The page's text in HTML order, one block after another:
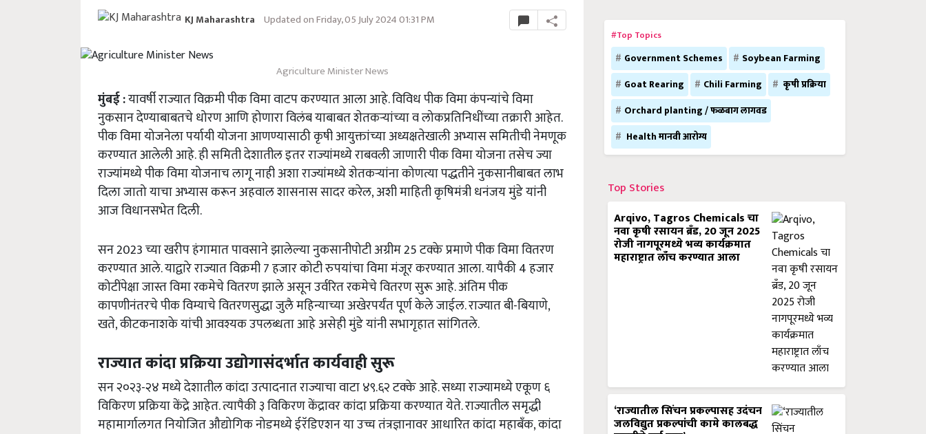
KJ Maharashtra Updated on Friday, 05 July 2024 01:31 PM
Agriculture Minister News
मुंबई :यावर्षी राज्यात विक्रमी पीक विमा वाटप करण्यात आला आहे. विविध पीक विमा कंपन्यांचे विमा
नुकसान देण्याबाबतचे धोरण आणि होणारा विलंब याबाबत शेतकऱ्यांच्या व लोकप्रतिनिधींच्या तक्रारी आहेत.
पीक विमा योजनेला पर्यायी योजना आणण्यासाठी कृषी आयुक्तांच्या अध्यक्षतेखाली अभ्यास समितीची नेमणूक
करण्यात आलेली आहे. ही समिती देशातील इतर राज्यांमध्ये राबवली जाणारी पीक विमा योजना तसेच ज्या
राज्यांमध्ये पीक विमा योजनाच लागू नाही अशा राज्यांमध्ये शेतकऱ्यांना कोणत्या पद्धतीने नुकसानीबाबत लाभ
दिला जातो याचा अभ्यास करून अहवाल शासनास सादर करेल, अशी माहिती कृषिमंत्री धनंजय मुंडे यांनी
आज विधानसभेत दिली.
सन 2023 च्या खरीप हंगामात पावसाने झालेल्या नुकसानीपोटी अग्रीम 25 टक्के प्रमाणे पीक विमा वितरण
करण्यात आले. याद्वारे राज्यात विक्रमी 7 हजार कोटी रुपयांचा विमा मंजूर करण्यात आला. यापैकी 4 हजार
कोटींपेक्षा जास्त विमा रकमेचे वितरण झाले असून उर्वरित रकमेचे वितरण सुरू आहे. अंतिम पीक
कापणीनंतरचे पीक विम्याचे वितरणसुद्धा जुलै महिन्याच्या अखेरपर्यंत पूर्ण केले जाईल. राज्यात बी-बियाणे,
खते, कीटकनाशके यांची आवश्यक उपलब्धता आहे असेही मुंडे यांनी सभागृहात सांगितले.
राज्यात कांदा प्रक्रिया उद्योगासंदर्भात कार्यवाही सुरू
सन २०२३-२४ मध्ये देशातील कांदा उत्पादनात राज्याचा वाटा ४९.६२ टक्के आहे. सध्या राज्यामध्ये एकूण ६
विकिरण प्रक्रिया केंद्रे आहेत. त्यापैकी ३ विकिरण केंद्रावर कांदा प्रक्रिया करण्यात येते. राज्यातील समृद्धी
महामार्गालगत नियोजित औद्योगिक नोडमध्ये ईरॅडिएशन या उच्च तंत्रज्ञानावर आधारित कांदा महाबँक, कांदा
#Top Topics
Government Schemes
Soybean Farming
Goat Rearing
Chili Farming
कृषी प्रक्रिया
Orchard planting / फळबाग लागवड
Health मानवी आरोग्य
Top Stories
Arqivo, Tagros Chemicals चा
नवा कृषी रसायन ब्रँड, 20 जून 2025
रोजी नागपूरमध्ये भव्य कार्यक्रमात
महाराष्ट्रात लाँच करण्यात आला
‘राज्यातील सिंचन प्रकल्पासह उदंचन
जलविद्युत प्रकल्पांची कामे कालबद्ध